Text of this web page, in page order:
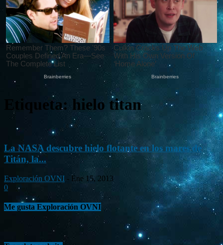
Etiqueta: hielo titan
La NASA descubre hielo flotante en los mares de
Titán, la...
Exploración OVNI - Ene 15, 2013
0
Me gusta Exploración OVNI